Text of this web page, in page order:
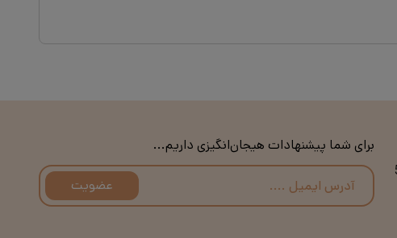
برای شما پیشنهادات هیجان‌انگیزی داریم...
عضویت